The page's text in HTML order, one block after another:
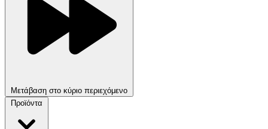
Μετάβαση στο κύριο περιεχόμενο
Προϊόντα